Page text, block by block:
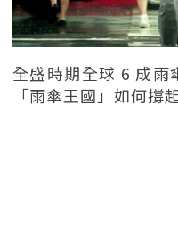
全盛時期全球 6 成
「雨傘王國」如何撐